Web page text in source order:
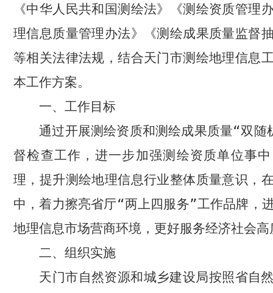
《中华人民共和国测绘法》《测绘资质管理
理信息质量管理办法》《测绘成果质量监督
等相关法律法规，结合天门市测绘地理信息
本工作方案。
一、工作目标
通过开展测绘资质和测绘成果质量“双随
督检查工作，进一步加强测绘资质单位事
理，提升测绘地理信息行业整体质量意识，
中，着力擦亮省厅“两上四服务”工作品牌，
地理信息市场营商环境，更好服务经济社会
二、组织实施
天门市自然资源和城乡建设局按照省自